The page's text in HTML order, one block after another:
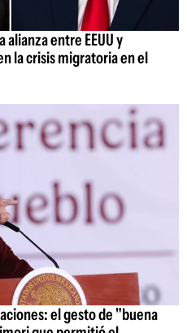
entre EEUU y
la crisis migratoria en el
el gesto de "buena